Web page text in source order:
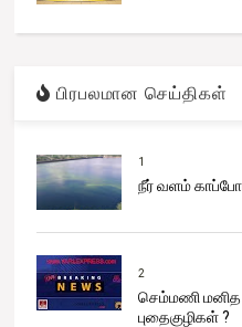
பிரபலமான செய்திகள்
1
நீர் வளம்
2
செம்மணி மனித
புதைகுழிகள் ?